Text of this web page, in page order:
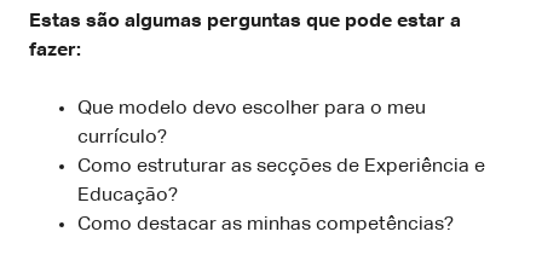
Estas são algumas perguntas que pode estar a
fazer:
Que modelo devo escolher para o meu
currículo?
Como estruturar as secções de Experiência e
Educação?
Como destacar as minhas competências?